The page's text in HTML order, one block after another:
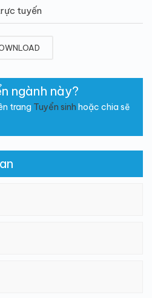
tuyến
ngành này?
trang Tuyển sinh hoặc chia sẽ